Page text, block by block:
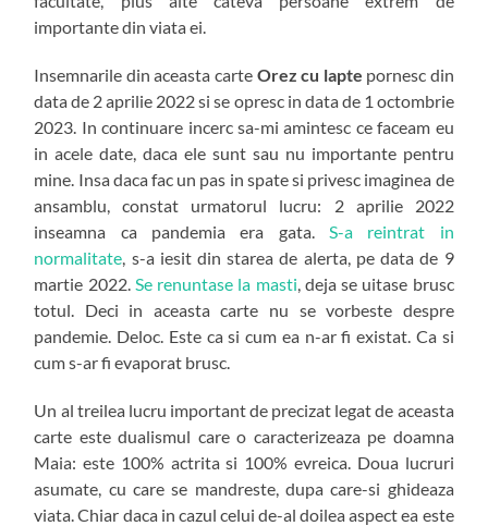
importante din viata ei.
Insemnarile din aceasta carteOrez cu lapte pornesc din
data de 2 aprilie 2022 si se opresc in data de 1 octombrie
2023. In continuare incerc sa-mi amintesc ce faceam eu
in acele date, daca ele sunt sau nu importante pentru
mine. Insa daca fac un pas in spate si privesc imaginea de
ansamblu, constat urmatorul lucru: 2 aprilie 2022
inseamna ca pandemia era gata. S-a reintrat in
normalitate, s-a iesit din starea de alerta, pe data de 9
martie 2022. Se renuntase la masti, deja se uitase brusc
totul. Deci in aceasta carte nu se vorbeste despre
pandemie. Deloc. Este ca si cum ea n-ar fi existat. Ca si
cum s-ar fi evaporat brusc.
Un al treilea lucru important de precizat legat de aceasta
carte este dualismul care o caracterizeaza pe doamna
Maia: este 100% actrita si 100% evreica. Doua lucruri
asumate, cu care se mandreste, dupa care-si ghideaza
viata. Chiar daca in cazul celui de-al doilea aspect ea este